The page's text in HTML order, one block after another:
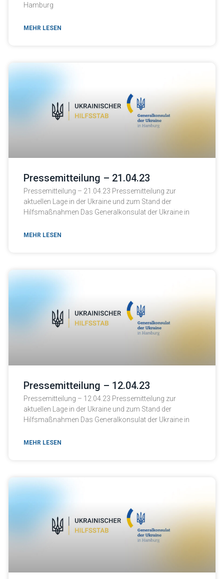
Hamburg
MEHR LESEN
Pressemitteilung – 21.04.23
Pressemitteilung – 21.04.23 Pressemitteilung zur
aktuellen Lage in der Ukraine und zum Stand der
Hilfsmaßnahmen Das Generalkonsulat der Ukraine in
MEHR LESEN
Pressemitteilung – 12.04.23
Pressemitteilung – 12.04.23 Pressemitteilung zur
aktuellen Lage in der Ukraine und zum Stand der
Hilfsmaßnahmen Das Generalkonsulat der Ukraine in
MEHR LESEN